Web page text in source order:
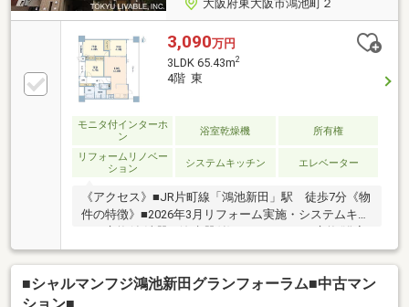
大阪府東大阪市鴻池町２
3,090万円
3LDK 65.43m2
4階 東
モニタ付インターホ
ン
浴室乾燥機 所有権
リフォームリノベー
ション
システムキッチン エレベーター
《アクセス》■JR片町線「鴻池新田」駅 徒歩7分《物
件の特徴》■2026年3月リフォーム実施・システムキッ
乾燥機付)・洗面化粧台交換・温水洗浄便座付便器交
換・クロス・フローリング張替■10階建ての4階部分■
専有面積：65.43㎡ ３LDKタイプ《担当者より一言》
■シャルマンフジ鴻池新田グランフォーラム■中古マン